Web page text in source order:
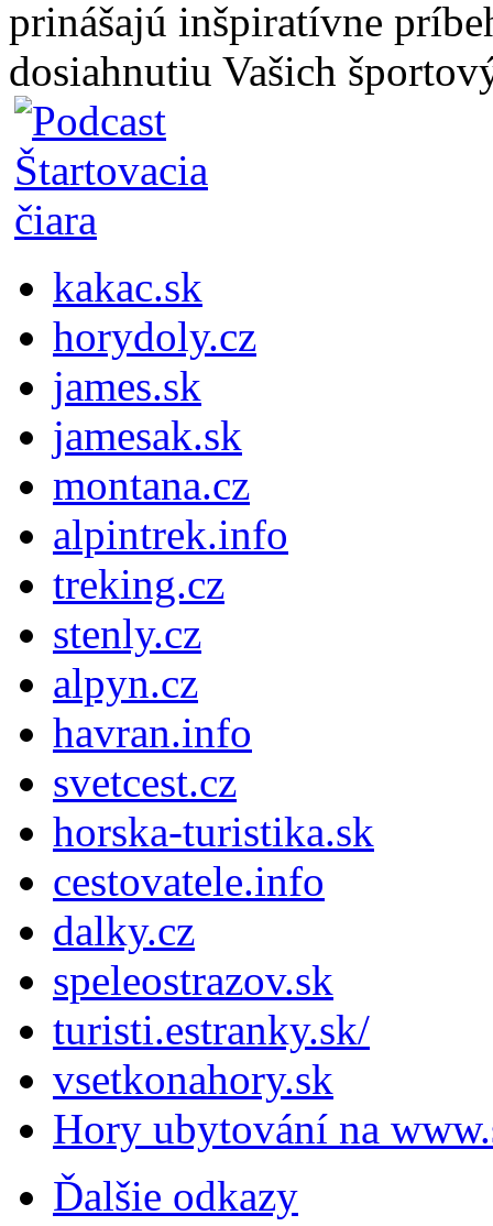
prinášajú inšpiratívne
dosiahnutiu Vašich
kakac.sk
horydoly.cz
james.sk
jamesak.sk
montana.cz
alpintrek.info
treking.cz
stenly.cz
alpyn.cz
havran.info
svetcest.cz
horska-turistika.sk
cestovatele.info
dalky.cz
speleostrazov.sk
turisti.estranky.sk/
vsetkonahory.sk
Hory ubytování na
Ďalšie odkazy